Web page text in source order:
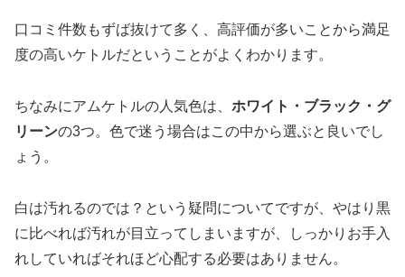
口コミ件数もずば抜けて多く、高評価が多いことから満足
度の高いケトルだということがよくわかります。
ちなみにアムケトルの人気色は、 ホワイト・ブラック・グ
リーンの3つ。色で迷う場合はこの中から選ぶと良いでし
ょう。
白は汚れるのでは？という疑問についてですが、やはり黒
に比べれば汚れが目立ってしまいますが、しっかりお手入
れしていればそれほど心配する必要はありません。